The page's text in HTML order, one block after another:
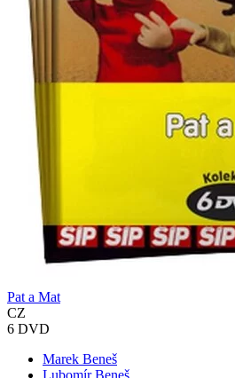
Pat a Mat
CZ
6 DVD
Marek Beneš